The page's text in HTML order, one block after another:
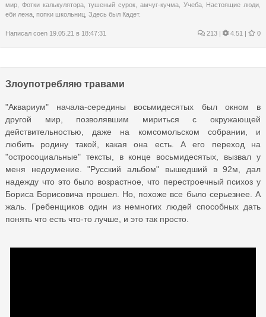
мир
Фотки калькулятора,тушеный сурок амчуг-кучма, Учеба, Настоящие люди
еби лежа попки школьниц Здесь был Кадет.
Написал coen 19.05.21 в 18:47:31 213 | 4.51 | 0
Злоупотребляю травами
"Аквариум" начала-середины восьмидесятых был окном в
другой мир, позволявшим мириться с окружающей
действительностью, даже на комсомольском собрании, и
любить родину такой, какая она есть. А его переход на
"остросоциальные" тексты, в конце восьмидесятых, вызвал у
меня недоумение. "Русский альбом" вышедший в 92м, дал
надежду что это было возрастное, что перестроечный психоз у
Бориса Борисовича прошел. Но, похоже все было серьезнее. А
жаль. Гребенщиков один из немногих людей способных дать
понять что есть что-то лучше, и это так просто.